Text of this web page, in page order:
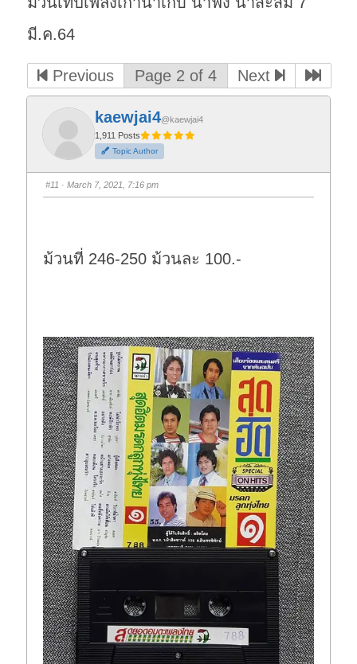
มี.ค.64
Previous Page 2 of 4 Next
kaewjai4@kaewjai4
1,911 Posts
Topic Author
#11 · March 7, 2021, 7:16 pm
ม้วนที่ 246-250 ม้วนละ 100.-